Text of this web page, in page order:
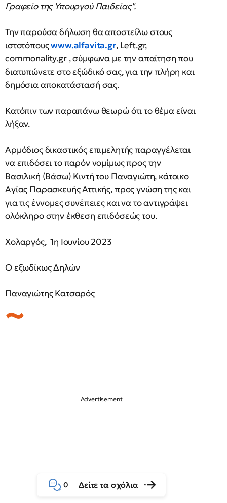
Γραφείο της Υπουργού Παιδείας".
Την παρούσα δήλωση θα αποστείλω στους
ιστοτόπουςwww.alfavita.gr, Left.gr,
commonality.gr , σύμφωνα με την απαίτηση που
διατυπώνετε στο εξώδικό σας, για την πλήρη και
δημόσια αποκατάστασή σας.
Κατόπιν των παραπάνω θεωρώ ότι το θέμα είναι
λήξαν.
Αρμόδιος δικαστικός επιμελητής παραγγέλεται
να επιδόσει το παρόν νομίμως προς την
Βασιλική (Βάσω) Κιντή του Παναγιώτη, κάτοικο
Αγίας Παρασκευής Αττικής, προς γνώση της και
για τις έννομες συνέπειες και να το αντιγράψει
ολόκληρο στην έκθεση επιδόσεώς του.
Χολαργός, 1η Ιουνίου 2023
Ο εξωδίκως Δηλών
Παναγιώτης Κατσαρός
0 Δείτε τα σχόλια